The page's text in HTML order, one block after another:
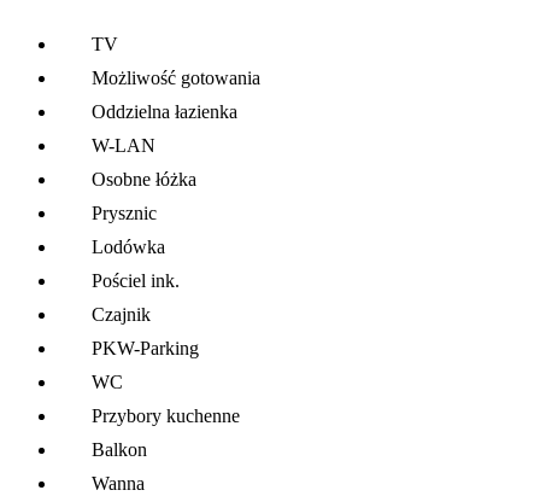
TV
Możliwość gotowania
Oddzielna łazienka
W-LAN
Osobne łóżka
Prysznic
Lodówka
Pościel ink.
Czajnik
PKW-Parking
WC
Przybory kuchenne
Balkon
Wanna